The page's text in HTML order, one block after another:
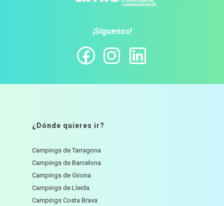
¡Síguenos!
¿Dónde quieres ir?
Campings de Tarragona
Campings de Barcelona
Campings de Girona
Campings de Lleida
Campings Costa Brava